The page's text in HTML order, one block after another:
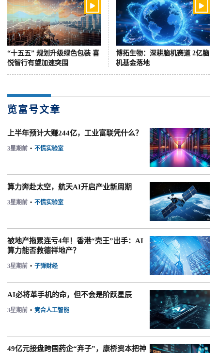

“十五五” 规划升级绿色包装 喜
悦智行有望加速突围

博拓生物：深耕脑机赛道 2亿脑
机基金落地
览富号文章
上半年预计大赚244亿，工业富联凭什么？
3星期前 • 不慌实验室
算力奔赴太空，航天AI开启产业新周期
3星期前 • 不慌实验室
被地产拖累连亏4年！香港“壳王”出手：AI
算力能否救德祥地产？
3星期前 • 子弹财经
AI必将革手机的命，但不会是阶跃星辰
3星期前 • 竞合人工智能
49亿元接盘跨国药企“弃子”，康桥资本把神